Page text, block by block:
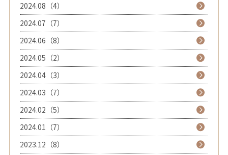
2024.08（4）
2024.07（7）
2024.06（8）
2024.05（2）
2024.04（3）
2024.03（7）
2024.02（5）
2024.01（7）
2023.12（8）